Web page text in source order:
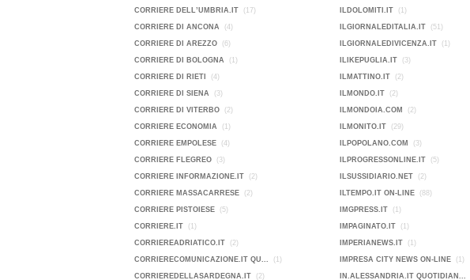
CORRIERE DELL’UMBRIA.IT (17)
CORRIERE DI ANCONA (4)
CORRIERE DI AREZZO (6)
CORRIERE DI BOLOGNA (1)
CORRIERE DI RIETI (4)
CORRIERE DI SIENA (3)
CORRIERE DI VITERBO (2)
CORRIERE ECONOMIA (1)
CORRIERE EMPOLESE (4)
CORRIERE FLEGREO (3)
CORRIERE INFORMAZIONE.IT (2)
CORRIERE MASSACARRESE (2)
CORRIERE PISTOIESE (5)
CORRIERE.IT (1)
CORRIEREADRIATICO.IT (2)
CORRIERECOMUNICAZIONE.IT QU... (1)
CORRIEREDELLASARDEGNA.IT (2)
ILDOLOMITI.IT (1)
ILGIORNALEDITALIA.IT (51)
ILGIORNALEDIVICENZA.IT (1)
ILIKEPUGLIA.IT (3)
ILMATTINO.IT (2)
ILMONDO.IT (2)
ILMONDOIA.COM (2)
ILMONITO.IT (29)
ILPOPOLANO.COM (3)
ILPROGRESSONLINE.IT (5)
ILSUSSIDIARIO.NET (2)
ILTEMPO.IT ON-LINE (88)
IMGPRESS.IT (1)
IMPAGINATO.IT (1)
IMPERIANEWS.IT (1)
IMPRESA CITY NEWS ON-LINE (1)
IN.ALESSANDRIA.IT QUOTIDIAN...